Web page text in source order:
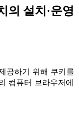
의 설치·운영
공하기 위해 쿠키를
컴퓨터 브라우저에